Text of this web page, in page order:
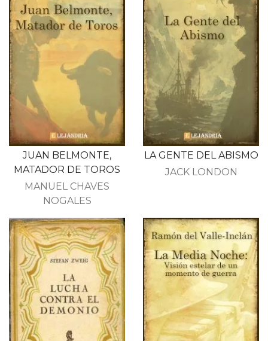
JUAN BELMONTE,
MATADOR DE TOROS
MANUEL CHAVES
NOGALES
LA GENTE DEL ABISMO
JACK LONDON